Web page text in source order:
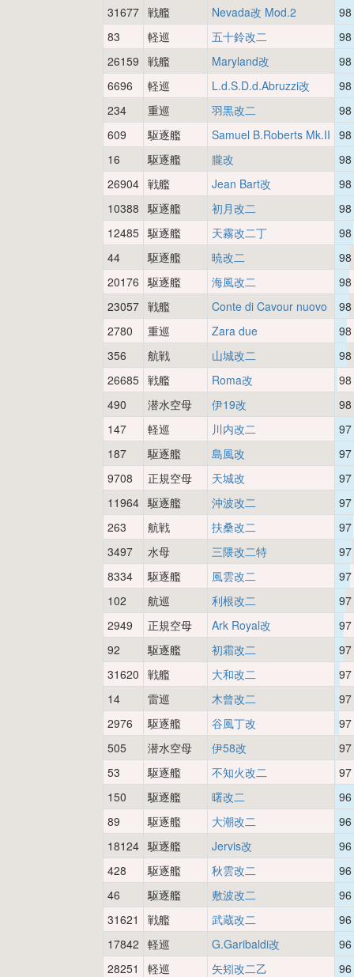
31677 戦艦 Nevada改 Mod.2
98
83
軽巡 五十鈴改二
98
26159 戦艦 Maryland改
98
6696
軽巡 L.d.S.D.d.Abruzzi改
98
234
重巡 羽黒改二
98
609
駆逐艦 Samuel B.Roberts Mk.II 98
16
駆逐艦 朧改
98
26904 戦艦 Jean Bart改
98
10388 駆逐艦 初月改二
98
12485 駆逐艦 天霧改二丁
98
44
駆逐艦 暁改二
98
20176 駆逐艦 海風改二
98
23057 戦艦 Conte di Cavour nuovo
98
2780
重巡 Zara due
98
356
航戦 山城改二
98
26685 戦艦 Roma改
98
490
潜水空母 伊19改
98
147
軽巡 川内改二
97
187
駆逐艦 島風改
97
9708
正規空母 天城改
97
11964 駆逐艦 沖波改二
97
263
航戦 扶桑改二
97
3497
水母 三隈改二特
97
8334
駆逐艦 風雲改二
97
102
航巡 利根改二
97
2949
正規空母 Ark Royal改
97
92
駆逐艦 初霜改二
97
31620 戦艦 大和改二
97
14
雷巡 木曾改二
97
2976
駆逐艦 谷風丁改
97
505
潜水空母 伊58改
97
53
駆逐艦 不知火改二
97
150
駆逐艦 曙改二
96
89
駆逐艦 大潮改二
96
18124 駆逐艦 Jervis改
96
428
駆逐艦 秋雲改二
96
46
駆逐艦 敷波改二
96
31621
戦艦 武蔵改二
96
17842 軽巡 G.Garibaldi改
96
28251
軽巡 矢矧改二乙
96